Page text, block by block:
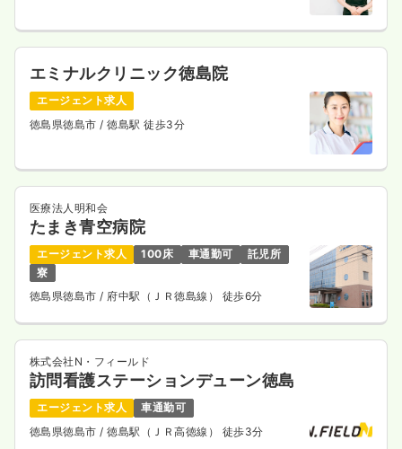
エミナルクリニック徳島院
エージェント求人
徳島県徳島市 / 徳島駅 徒歩3分
医療法人明和会
たまき青空病院
エージェント求人 100床 車通勤可
託児所
寮
徳島県徳島市/ 府中駅（ＪＲ徳島線） 徒歩6分
株式会社N・フィールド
訪問看護ステーションデューン徳島
エージェント求人
車通勤可
徳島県徳島市 / 徳島駅（ＪＲ高徳線） 徒歩3分